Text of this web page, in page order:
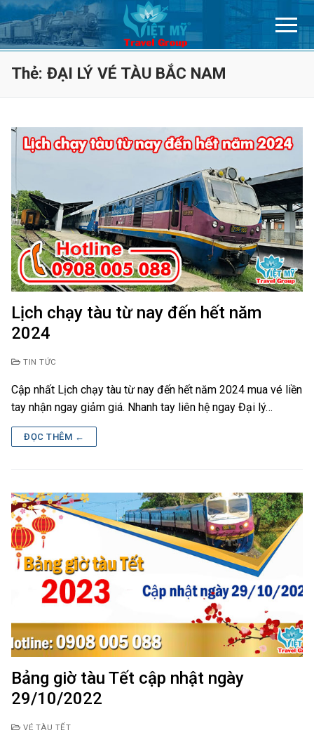
Chuyển
đến
nội
Thẻ: ĐẠI LÝ VÉ TÀU BẮC NAM
Lịch chạy tàu từ nay đến hết năm
2024
TIN TỨC
Cập nhất Lịch chạy tàu từ nay đến hết năm 2024 mua vé liền
tay nhận ngay giảm giá. Nhanh tay liên hệ ngay Đại lý…
ĐỌC THÊM ←
Bảng giờ tàu Tết cập nhật ngày
29/10/2022
VÉ TÀU TẾT